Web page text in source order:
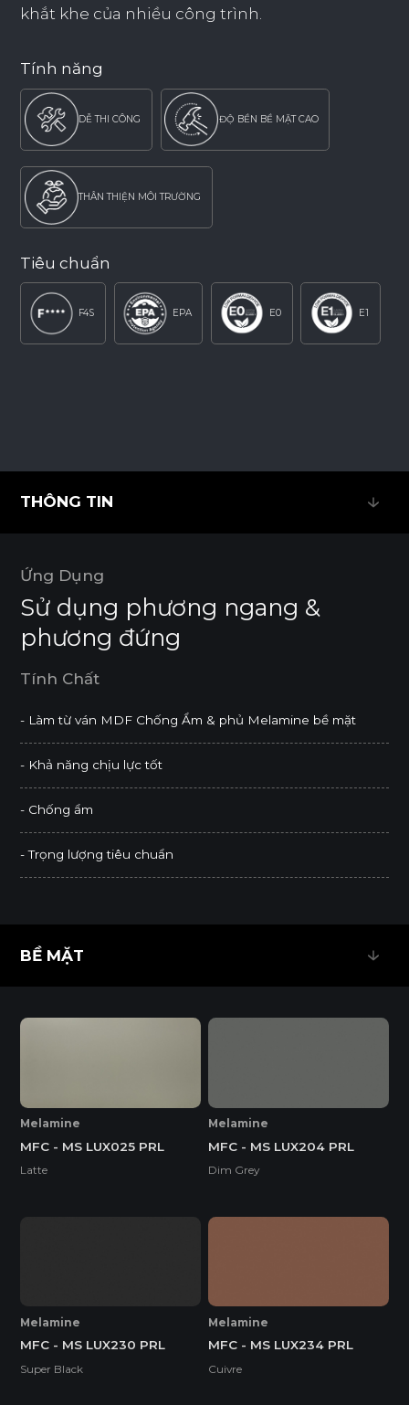
khắt khe của nhiều công trình.
Tính năng
DỄ THI CÔNG ĐỘ BỀN BỀ MẶT CAO
THÂN THIỆN MÔI TRƯỜNG
Tiêu chuẩn
F4S EPA E0 E1
THÔNG TIN
Ứng Dụng
Sử dụng phương ngang &
phương đứng
Tính Chất
- Làm từ ván MDF Chống Ẩm & phủ Melamine bề mặt
- Khả năng chịu lực tốt
- Chống ẩm
- Trọng lượng tiêu chuẩn
BỀ MẶT
Melamine
MFC - MS LUX025 PRL
Latte
Melamine
MFC - MS LUX204 PRL
Dim Grey
Melamine
MFC - MS LUX230 PRL
Super Black
Melamine
MFC - MS LUX234 PRL
Cuivre